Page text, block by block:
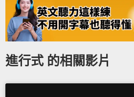
進行式 的相關影片